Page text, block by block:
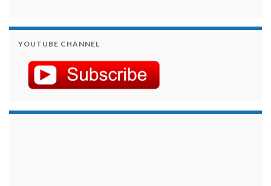
YOUTUBE CHANNEL